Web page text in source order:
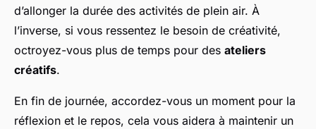
d’allonger la durée des activités de plein air. À
l’inverse, si vous ressentez le besoin de créativité,
octroyez-vous plus de temps pour des ateliers
créatifs.
En fin de journée, accordez-vous un moment pour la
réflexion et le repos, cela vous aidera à maintenir un